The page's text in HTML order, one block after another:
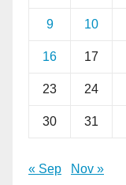
9 10
16 17
23 24
30 31
« Sep Nov »